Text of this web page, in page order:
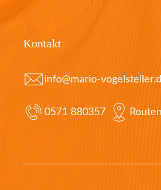
Kontakt
info@mario-
0571 880357